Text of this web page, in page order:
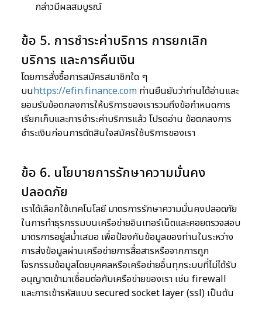
กล่าวมีผลสมบูรณ์
ข้อ 5. การชำระค่าบริการ การยกเลิก
บริการ และการคืนเงิน
โดยการสั่งซื้อการสมัครสมาชิกใด ๆ
บนhttps://efin.finance.com ท่านยืนยันว่าท่านได้อ่านและ
ยอมรับข้อตกลงการให้บริการของเรารวมถึงข้อกำหนดการ
เรียกเก็บและการชำระค่าบริการแล้ว โปรดอ่าน ข้อตกลงการ
ชำระเงินก่อนการตัดสินใจสมัครใช้บริการของเรา
ข้อ 6. นโยบายการรักษาความมั่นคง
ปลอดภัย
เราได้เลือกใช้เทคโนโลยี มาตรการรักษาความมั่นคงปลอดภัย
ในการทำธุรกรรมบนเครือข่ายอินเทอร์เน็ตและคอยตรวจสอบ
มาตรการอยู่สม่ำเสมอ เพื่อป้องกันข้อมูลของท่านในระหว่าง
การส่งข้อมูลผ่านเครือข่ายการสื่อสารหรือจากการถูก
โจรกรรมข้อมูลโดยบุคคลหรือเครือข่ายอื่นทุกระบบที่ไม่ได้รับ
อนุญาตเข้ามาเชื่อมต่อกับเครือข่ายของเรา เช่น firewall
และการเข้ารหัสแบบ secured socket layer (ssl) เป็นต้น